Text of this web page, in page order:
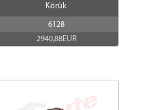
Körük
6128
2940,88EUR